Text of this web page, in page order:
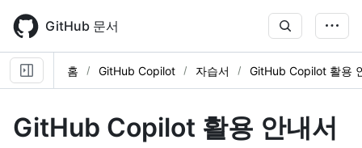
main
content
GitHub 문서
홈 GitHub Copilot 자습서 GitHub Copilot 활용
GitHub Copilot 활용 안내서